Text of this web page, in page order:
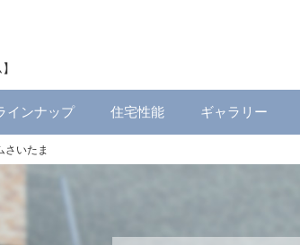
インナップ 住宅性能 ギャラリー
さいたま